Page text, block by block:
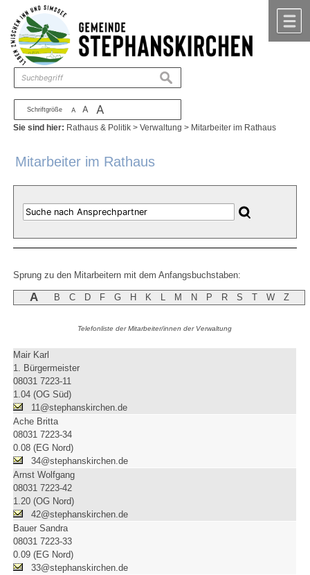
Zum Inhalt ,zur Navigation
Schriftgröße A A A
suchen
Sie sind hier: Rathaus & Politik >Verwaltung > Mitarbeiter im Rathaus
Mitarbeiter im Rathaus
Sprung zu den Mitarbeitern mit dem Anfangsbuchstaben:
A B C D F G H K L M N P R S T W Z
Telefonliste der Mitarbeiter/innen der Verwaltung
Mair Karl
1. Bürgermeister
08031 7223-11
1.04 (OG Süd)
11@stephanskirchen.de
Ache Britta
08031 7223-34
0.08 (EG Nord)
34@stephanskirchen.de
Arnst Wolfgang
08031 7223-42
1.20 (OG Nord)
42@stephanskirchen.de
Bauer Sandra
08031 7223-33
0.09 (EG Nord)
33@stephanskirchen.de